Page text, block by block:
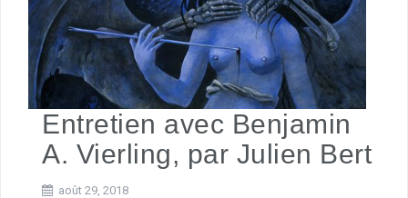
Entretien avec Benjamin
A. Vierling, par Julien Bert
août 29, 2018